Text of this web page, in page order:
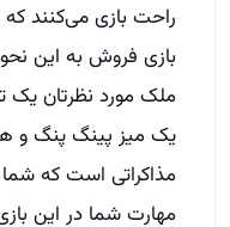
راحت بازی می‌کنند
بازی فروش به این
ملک مورد نظرتان یک
یک میز پینگ پنگ و
مذاکراتی است که
مهارت شما در این